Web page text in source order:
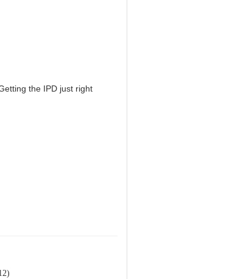
the IPD just right